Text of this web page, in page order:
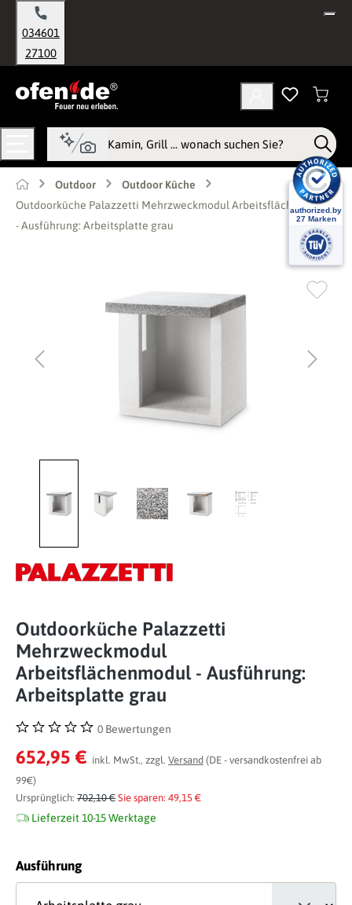
springen
034601
27100
Outdoor
Outdoor Küche
Outdoorküche Palazzetti Mehrzweckmodul Arbeitsflächenmodul
- Ausführung: Arbeitsplatte grau
Outdoorküche Palazzetti
Mehrzweckmodul
Arbeitsflächenmodul - Ausführung:
Arbeitsplatte grau
Durchschnittliche Bewertung von 0 von 5 Sternen
0 Bewertungen
652,95 € inkl. MwSt., zzgl. Versand (DE - versandkostenfrei ab
99€)
Ursprünglich: 702,10 € Sie sparen: 49,15 €
Lieferzeit 10-15 Werktage
Ausführungauswählen